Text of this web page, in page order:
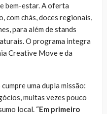
bem-estar. A oferta
com chás, doces regionais,
para além de stands
O programa integra
Creative Move e da
uma dupla missão:
muitas vezes pouco
local. “Em primeiro